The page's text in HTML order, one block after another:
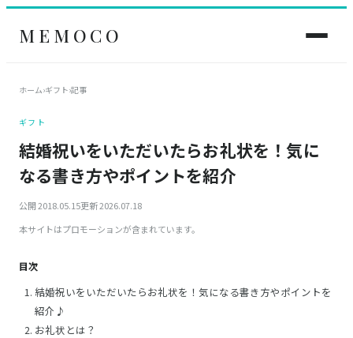
MEMOCO
ホーム›ギフト›記事
ギフト
結婚祝いをいただいたらお礼状を！気に
なる書き方やポイントを紹介
公開 2018.05.15更新 2026.07.18
本サイトはプロモーションが含まれています。
目次
結婚祝いをいただいたらお礼状を！気になる書き方やポイントを
紹介♪
お礼状とは？